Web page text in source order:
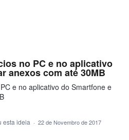
no PC e no aplicativo
anexos com até 30MB
e no aplicativo do Smartfone e
esta ideia · 22 de Novembro de 2017